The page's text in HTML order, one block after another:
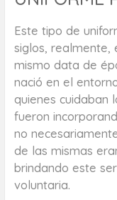
Este tipo de
siglos, realmente,
mismo data de
nació en el
quienes cuidaban
fueron
no
de las mismas
brindando este
voluntaria.